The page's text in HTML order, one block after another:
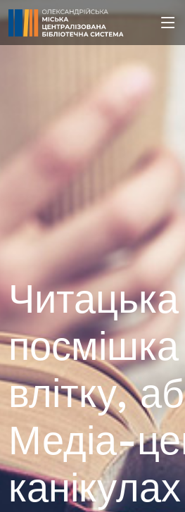
Читацька
посмішка
влітку,
Медіа-
канікулах